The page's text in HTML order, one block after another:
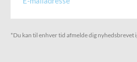
*Du kan til enhver tid afmelde dig nyhedsbrevet